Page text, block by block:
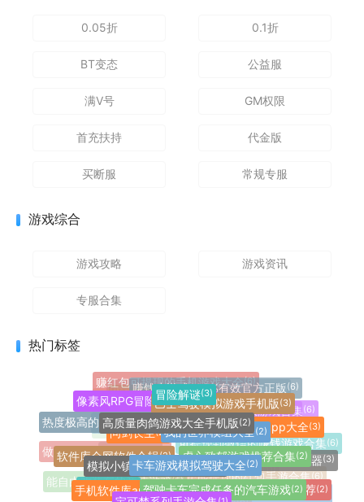
0.05折 0.1折
BT变态 公益服
满V号 GM权限
首充扶持 代金版
买断服 常规专服
游戏综合
游戏攻略 游戏资讯
专服合集
热门标签
植物大战僵尸所有改版手游(27)
像素火影单机游戏合集(21)
玩家自制火影忍者手游 (20)
up主自制植物大战僵尸游戏合辑(18)
pvz玩家自制魔改版大全(18)
益智休闲(16)
像素风格手机游戏推荐大全(11)
像素火影优质改版合集(10)
角色扮演(8)
策略塔防(7)
模拟经营(7)
赚红包可提现的手机游戏大全(6)
赚钱小游戏100%有效官方正版(6)
休闲益智红包版游戏合集(6)
可提现到微信的赚钱游戏合集(6)
真正能提现的红包手游合集(6)
能自由改装车的竞速游戏(5)
做饭经营游戏推荐大全(5)
热度极高的国际服手游合集(4)
像素风RPG冒险游戏合集(3)
冒险解谜(3)
巴士驾驶模拟游戏手机版(3)
手机纯净浏览器app大全(3)
不限制访问的手机浏览器(3)
手机赛车游戏3d真实驾驶(3)
格斗竞技(2)
软件库全网软件合辑(2)
问剑长生(2)
高质量肉鸽游戏大全手机版 (2)
我的世界模组大全(2)
虐心致郁游戏推荐合集 (2)
高质量的解谜手机游戏推荐(2)
手机软件库app大全(2)
模拟小镇生活的手机游戏(2)
卡车游戏模拟驾驶大全(2)
驾驶卡车完成任务的汽车游戏 (2)
宝可梦系列手游合集(1)